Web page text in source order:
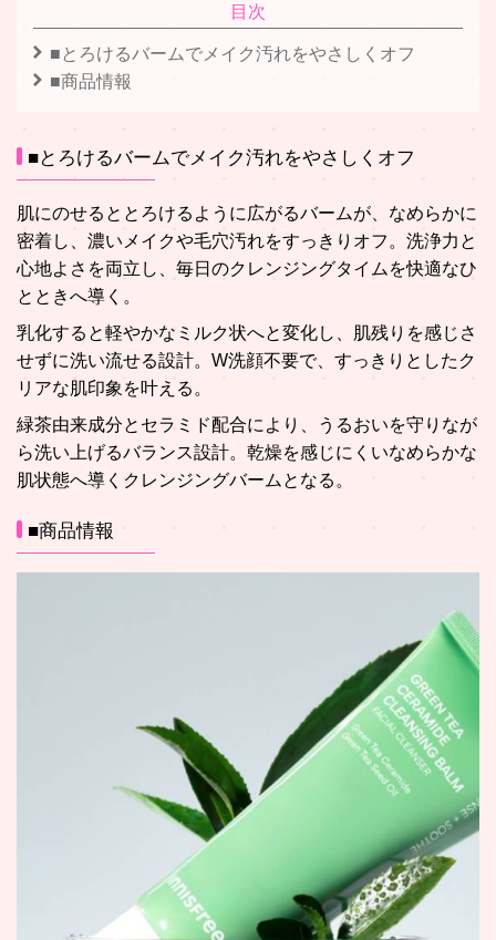
目次
■とろけるバームでメイク汚れをやさしくオフ
■商品情報
■とろけるバームでメイク汚れをやさしくオフ
肌にのせるととろけるように広がるバームが、なめらかに
密着し、濃いメイクや毛穴汚れをすっきりオフ。洗浄力と
心地よさを両立し、毎日のクレンジングタイムを快適なひ
とときへ導く。
乳化すると軽やかなミルク状へと変化し、肌残りを感じさ
せずに洗い流せる設計。W洗顔不要で、すっきりとしたク
リアな肌印象を叶える。
緑茶由来成分とセラミド配合により、うるおいを守りなが
ら洗い上げるバランス設計。乾燥を感じにくいなめらかな
肌状態へ導くクレンジングバームとなる。
■商品情報